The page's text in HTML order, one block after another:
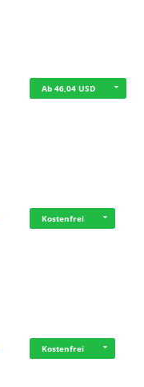
Ab 46,04 USD
Kostenfrei
Kostenfrei